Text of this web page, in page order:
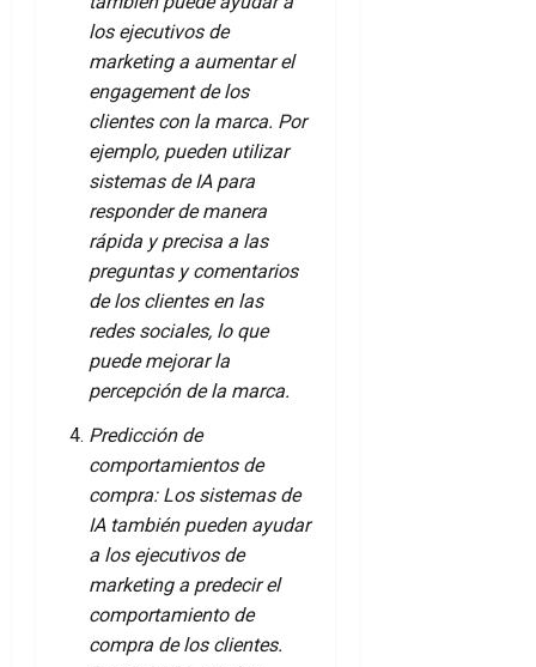
los ejecutivos de
marketing a aumentar el
engagement de los
clientes con la marca. Por
ejemplo, pueden utilizar
sistemas de IA para
responder de manera
rápida y precisa a las
preguntas y comentarios
de los clientes en las
redes sociales, lo que
puede mejorar la
percepción de la marca.
Predicción de
comportamientos de
compra: Los sistemas de
IA también pueden ayudar
a los ejecutivos de
marketing a predecir el
comportamiento de
compra de los clientes.